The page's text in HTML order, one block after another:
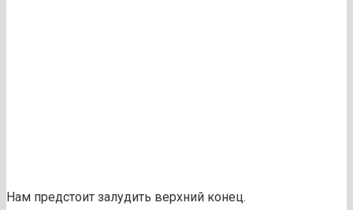
Нам предстоит залудить верхний конец.